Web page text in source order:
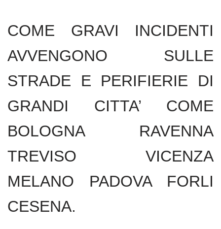
COME GRAVI INCIDENTI
AVVENGONO SULLE
STRADE E PERIFIERIE DI
GRANDI CITTA’ COME
BOLOGNA RAVENNA
TREVISO VICENZA
MELANO PADOVA FORLI
CESENA.